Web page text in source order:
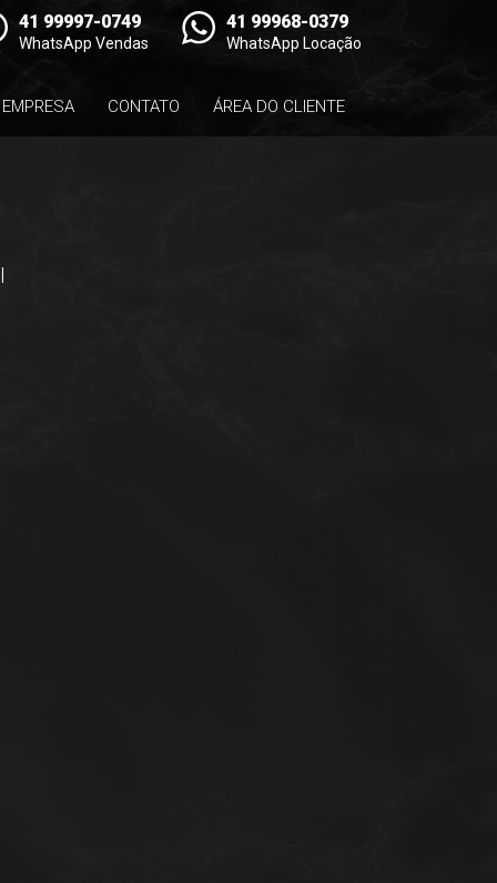
41 99997-0749
WhatsApp Vendas
41 99968-0379
WhatsApp Locação
EMPRESA CONTATO ÁREA DO CLIENTE